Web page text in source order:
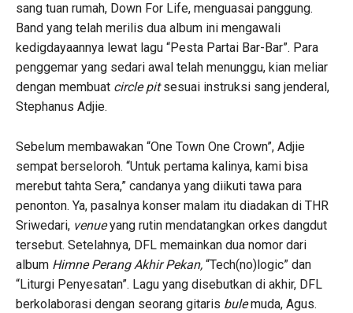
sang tuan rumah, Down For Life, menguasai panggung.
Band yang telah merilis dua album ini mengawali
kedigdayaannya lewat lagu “Pesta Partai Bar-Bar”. Para
penggemar yang sedari awal telah menunggu, kian meliar
dengan membuat circle pitsesuai instruksi sang jenderal,
Stephanus Adjie.
Sebelum membawakan “One Town One Crown”, Adjie
sempat berseloroh. “Untuk pertama kalinya, kami bisa
merebut tahta Sera,” candanya yang diikuti tawa para
penonton. Ya, pasalnya konser malam itu diadakan di THR
Sriwedari, venueyang rutin mendatangkan orkes dangdut
tersebut. Setelahnya, DFL memainkan dua nomor dari
album Himne Perang Akhir Pekan, “Tech(no)logic” dan
“Liturgi Penyesatan”. Lagu yang disebutkan di akhir, DFL
berkolaborasi dengan seorang gitaris bulemuda, Agus.